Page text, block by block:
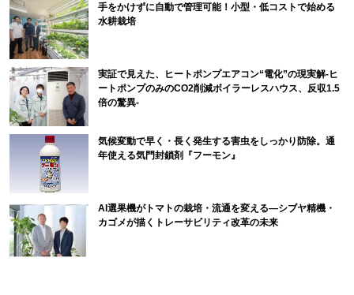
手をかけずに自動で管理可能！小型・低コストで始める
水耕栽培
実証で見えた、ヒートポンプエアコン“電化”の現実解-ヒ
ートポンプのみのCO2削減ボイラーレスハウス、反収1.5
倍の驚異-
気候変動で早く・長く発生する害虫をしっかり防除。通
年使える気門封鎖剤『フーモン』
AI選果機がトマトの栽培・流通を変える―シブヤ精機・
カゴメが描くトレーサビリティ改革の未来